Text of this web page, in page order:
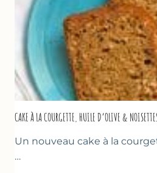
CAKE À LA COURGETTE, HUILE D’OLIVE &
Un nouveau cake à la
…